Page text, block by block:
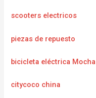
scooters electricos
piezas de repuesto
bicicleta eléctrica Mocha
citycoco china